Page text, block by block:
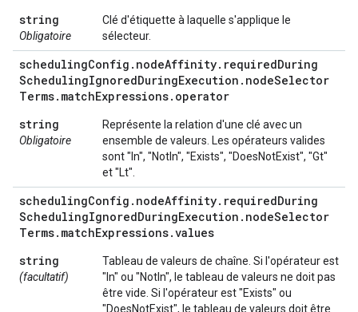
string
Obligatoire
Clé d'étiquette à laquelle s'applique le
sélecteur.
schedulingConfig . nodeAffinity. requiredDuring
SchedulingIgnoredDuringExecution . nodeSelector
Terms. matchExpressions. operator
string
Obligatoire
Représente la relation d'une clé avec un
ensemble de valeurs. Les opérateurs valides
sont "In", "NotIn", "Exists", "DoesNotExist", "Gt"
et "Lt".
schedulingConfig . nodeAffinity. requiredDuring
SchedulingIgnoredDuringExecution . nodeSelector
Terms. matchExpressions.values
string
(facultatif)
Tableau de valeurs de chaîne. Si l'opérateur est
"In" ou "NotIn", le tableau de valeurs ne doit pas
être vide. Si l'opérateur est "Exists" ou
"DoesNotExist", le tableau de valeurs doit être